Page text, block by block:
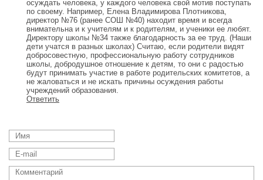
осуждать человека, у каждого человека свой мотив поступать
по своему. Например, Елена Владимирова Плотникова,
директор №76 (ранее СОШ №40) находит время и всегда
внимательна и к учителям и к родителям, и ученики ее любят.
Директору школы №34 также благодарность за ее труд. (Наши
дети учатся в разных школах) Считаю, если родители видят
добросовестную, профессиональную работу сотрудников
школы, добродушное отношение к детям, то они с радостью
будут принимать участие в работе родительских комитетов, а
не жаловаться и не искать причины осуждения работы
учреждений образования.
Ответить